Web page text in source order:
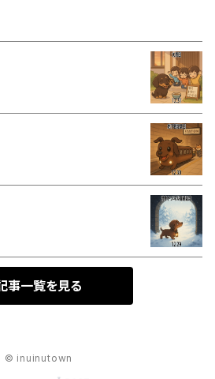
事一覧を見る
© inuinutown